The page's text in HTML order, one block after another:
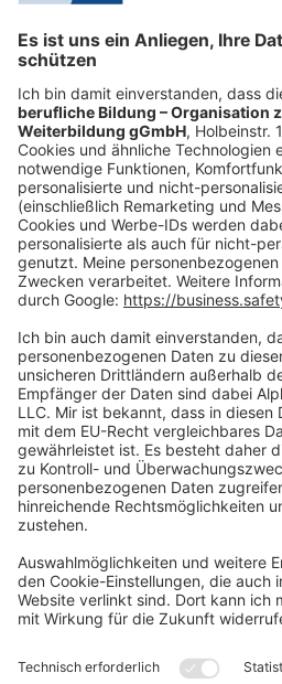
Fr.:
09:00-14:00 Uhr
shop@dihk-bildung.shop
Vertrag widerrufen
Zahlungsarten
Social Media
Oft Gesucht
Rund um die Prüfung
Datenschutzerklärung